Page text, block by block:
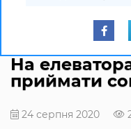
На
приймати
24 серпня 2020